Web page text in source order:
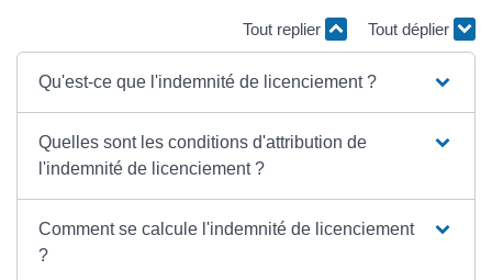
Tout replier Tout déplier
Qu'est-ce que l'indemnité de licenciement ?
Quelles sont les conditions d'attribution de
l'indemnité de licenciement ?
Comment se calcule l'indemnité de licenciement
?